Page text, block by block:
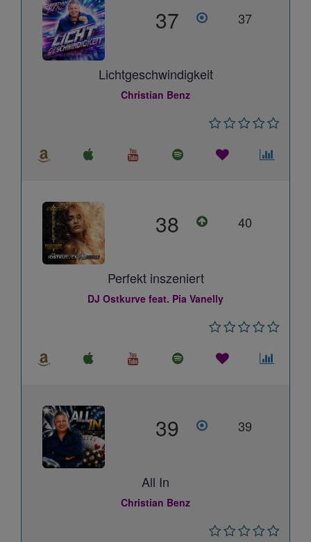
37 37
Lichtgeschwindigkeit
Christian Benz
38 40
Perfekt inszeniert
DJ Ostkurve feat. Pia Vanelly
39 39
All In
Christian Benz